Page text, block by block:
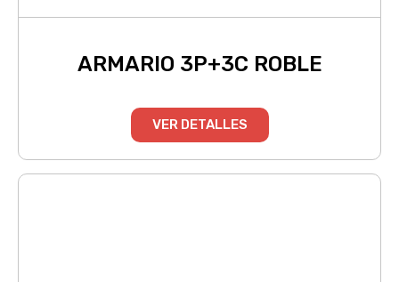
ARMARIO 3P+3C ROBLE
VER DETALLES